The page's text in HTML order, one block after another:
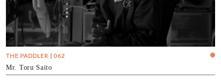
THE PADDLER | 062
Mr. Toru Saito